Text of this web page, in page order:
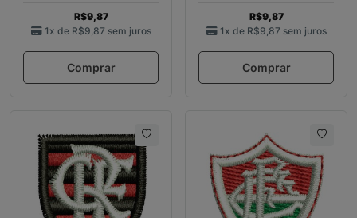
R$9,87
1x de R$9,87 sem juros
Comprar
R$9,87
1x de R$9,87 sem juros
Comprar